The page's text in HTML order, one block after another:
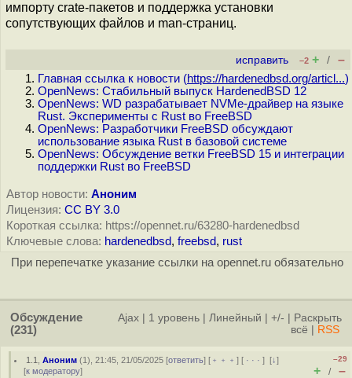
импорту crate-пакетов и поддержка установки
сопутствующих файлов и man-страниц.
исправить –2 + / –
Главная ссылка к новости (https://hardenedbsd.org/articl...)
OpenNews: Стабильный выпуск HardenedBSD 12
OpenNews: WD разрабатывает NVMe-драйвер на языке
Rust. Эксперименты с Rust во FreeBSD
OpenNews: Разработчики FreeBSD обсуждают
использование языка Rust в базовой системе
OpenNews: Обсуждение ветки FreeBSD 15 и интеграции
поддержки Rust во FreeBSD
Автор новости: Аноним
Лицензия: CC BY 3.0
Короткая ссылка: https://opennet.ru/63280-hardenedbsd
Ключевые слова: hardenedbsd, freebsd, rust
При перепечатке указание ссылки на opennet.ru обязательно
Обсуждение
(231)
Ajax 1 уровень Линейный +/-
Раскрыть
всё
RSS
1.1 ,Аноним (1), 21:45, 21/05/2025 [ответить] [ ﹢﹢﹢] [ · · ·][↓]
[к модератору]
–29
+ / –